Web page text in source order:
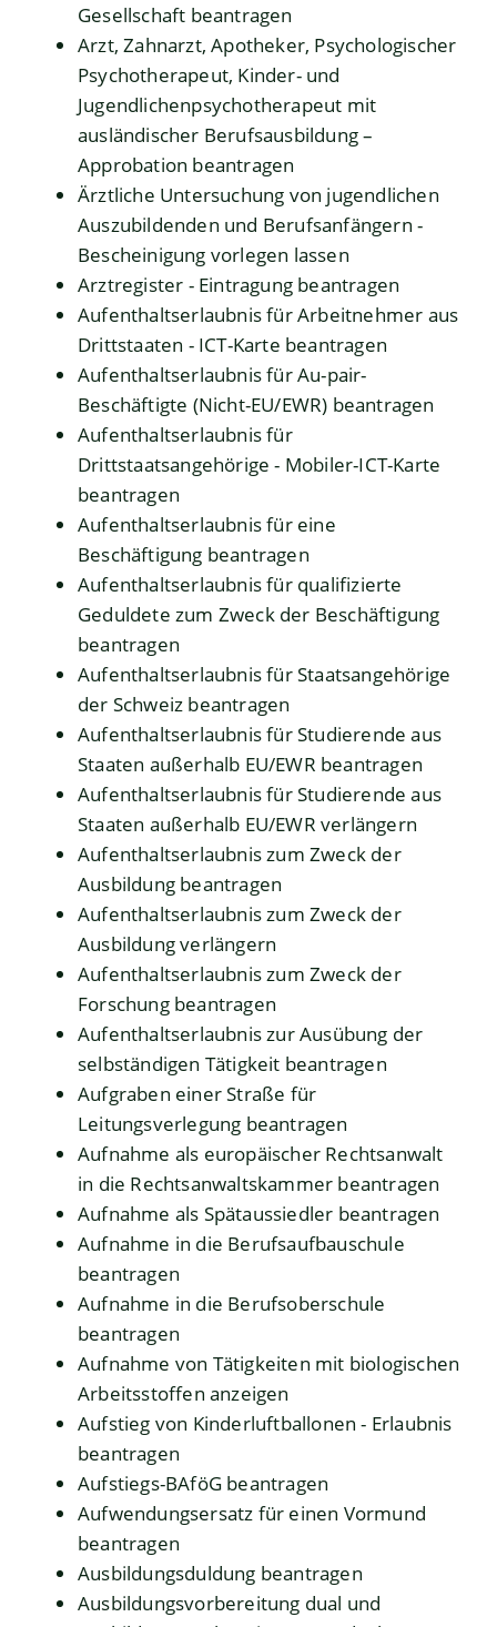
Gesellschaft beantragen
Arzt, Zahnarzt, Apotheker, Psychologischer
Psychotherapeut, Kinder- und
Jugendlichenpsychotherapeut mit
ausländischer Berufsausbildung –
Approbation beantragen
Ärztliche Untersuchung von jugendlichen
Auszubildenden und Berufsanfängern -
Bescheinigung vorlegen lassen
Arztregister - Eintragung beantragen
Aufenthaltserlaubnis für Arbeitnehmer aus
Drittstaaten - ICT-Karte beantragen
Aufenthaltserlaubnis für Au-pair-
Beschäftigte (Nicht-EU/EWR) beantragen
Aufenthaltserlaubnis für
Drittstaatsangehörige - Mobiler-ICT-Karte
beantragen
Aufenthaltserlaubnis für eine
Beschäftigung beantragen
Aufenthaltserlaubnis für qualifizierte
Geduldete zum Zweck der Beschäftigung
beantragen
Aufenthaltserlaubnis für Staatsangehörige
der Schweiz beantragen
Aufenthaltserlaubnis für Studierende aus
Staaten außerhalb EU/EWR beantragen
Aufenthaltserlaubnis für Studierende aus
Staaten außerhalb EU/EWR verlängern
Aufenthaltserlaubnis zum Zweck der
Ausbildung beantragen
Aufenthaltserlaubnis zum Zweck der
Ausbildung verlängern
Aufenthaltserlaubnis zum Zweck der
Forschung beantragen
Aufenthaltserlaubnis zur Ausübung der
selbständigen Tätigkeit beantragen
Aufgraben einer Straße für
Leitungsverlegung beantragen
Aufnahme als europäischer Rechtsanwalt
in die Rechtsanwaltskammer beantragen
Aufnahme als Spätaussiedler beantragen
Aufnahme in die Berufsaufbauschule
beantragen
Aufnahme in die Berufsoberschule
beantragen
Aufnahme von Tätigkeiten mit biologischen
Arbeitsstoffen anzeigen
Aufstieg von Kinderluftballonen - Erlaubnis
beantragen
Aufstiegs-BAföG beantragen
Aufwendungsersatz für einen Vormund
beantragen
Ausbildungsduldung beantragen
Ausbildungsvorbereitung dual und